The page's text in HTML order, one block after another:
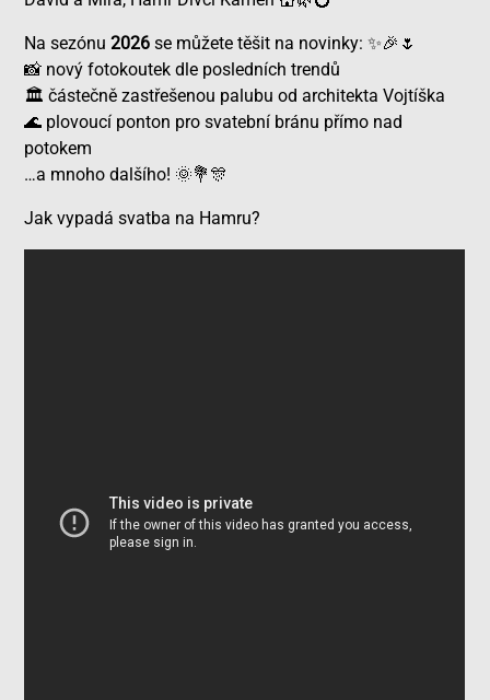
Na sezónu2026 se můžete těšit na novinky:✨🎉🌷
📸 nový fotokoutek dle posledních trendů
🏛️ částečně zastřešenou palubu od architekta Vojtíška
🌊 plovoucí ponton pro svatební bránu přímo nad
potokem
…a mnoho dalšího! 🌞💐🎊
Jak vypadá svatba na Hamru?